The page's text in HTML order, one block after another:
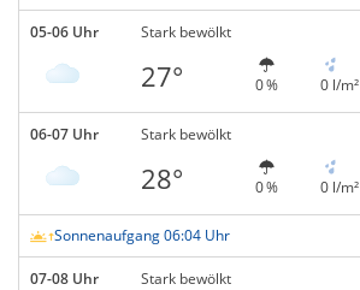
05-06 Uhr Stark bewölkt
27° 0 % 0 l/m²
06-07 Uhr Stark bewölkt
28° 0 % 0 l/m²
Sonnenaufgang 06:04 Uhr
07-08 Uhr Stark bewölkt